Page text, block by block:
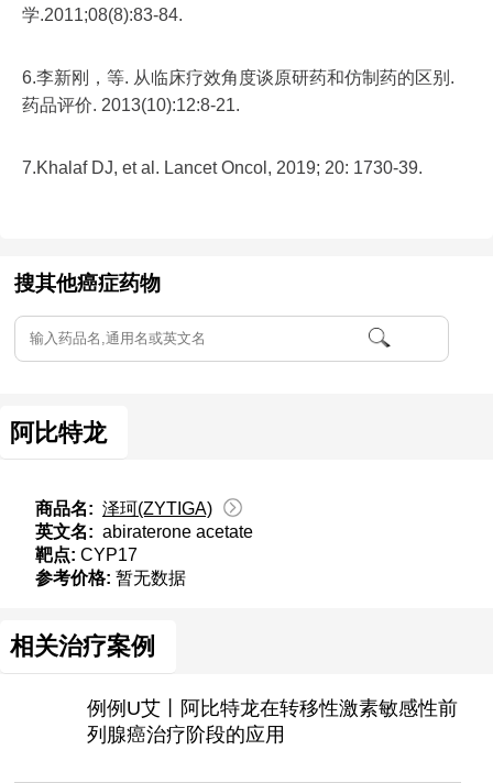
学.2011;08(8):83-84.
6.李新刚，等. 从临床疗效角度谈原研药和仿制药的区别.
药品评价. 2013(10):12:8-21.
7.Khalaf DJ, et al. Lancet Oncol, 2019; 20: 1730-39.
搜其他癌症药物
阿比特龙
商品名: 泽珂(ZYTIGA)
英文名: abiraterone acetate
靶点: CYP17
参考价格: 暂无数据
相关治疗案例
例例U艾丨阿比特龙在转移性激素敏感性前
列腺癌治疗阶段的应用